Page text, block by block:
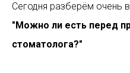
Сегодня разберём очень
"Можно ли есть перед
стоматолога?"